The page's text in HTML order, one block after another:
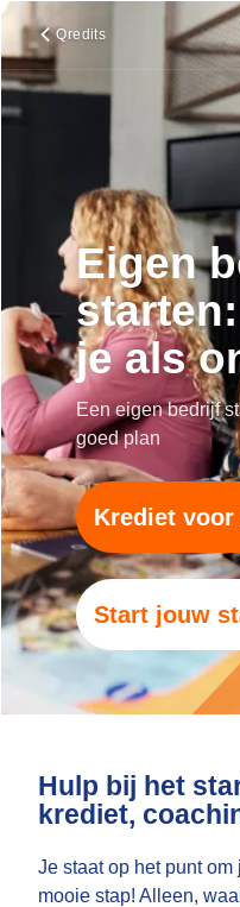
Qredits
Eigen
je als
Een eigen bedrijf
goed plan
Krediet
Start jouw
Hulp bij het
krediet,
Je staat op het punt
mooie stap! Alleen,